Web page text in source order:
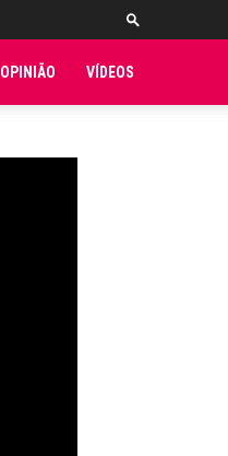
OPINIÃO VÍDEOS